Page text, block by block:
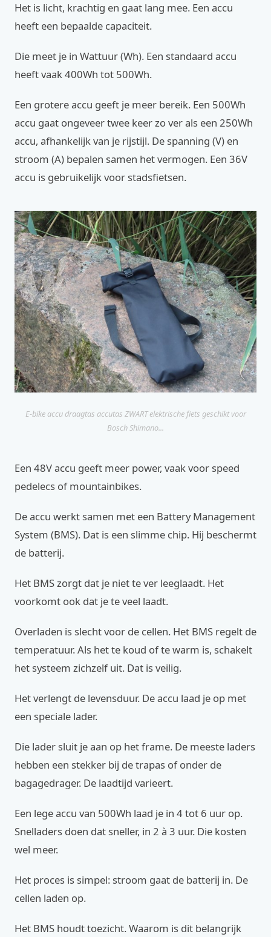
Het is licht, krachtig en gaat lang mee. Een accu
heeft een bepaalde capaciteit.
Die meet je in Wattuur (Wh). Een standaard accu
heeft vaak 400Wh tot 500Wh.
Een grotere accu geeft je meer bereik. Een 500Wh
accu gaat ongeveer twee keer zo ver als een 250Wh
accu, afhankelijk van je rijstijl. De spanning (V) en
stroom (A) bepalen samen het vermogen. Een 36V
accu is gebruikelijk voor stadsfietsen.
E-bike accu draagtas accutas ZWART elektrische fiets geschikt voor
Bosch Shimano...
Een 48V accu geeft meer power, vaak voor speed
pedelecs of mountainbikes.
De accu werkt samen met een Battery Management
System (BMS). Dat is een slimme chip. Hij beschermt
de batterij.
Het BMS zorgt dat je niet te ver leeglaadt. Het
voorkomt ook dat je te veel laadt.
Overladen is slecht voor de cellen. Het BMS regelt de
temperatuur. Als het te koud of te warm is, schakelt
het systeem zichzelf uit. Dat is veilig.
Het verlengt de levensduur. De accu laad je op met
een speciale lader.
Die lader sluit je aan op het frame. De meeste laders
hebben een stekker bij de trapas of onder de
bagagedrager. De laadtijd varieert.
Een lege accu van 500Wh laad je in 4 tot 6 uur op.
Snelladers doen dat sneller, in 2 à 3 uur. Die kosten
wel meer.
Het proces is simpel: stroom gaat de batterij in. De
cellen laden op.
Het BMS houdt toezicht. Waarom is dit belangrijk